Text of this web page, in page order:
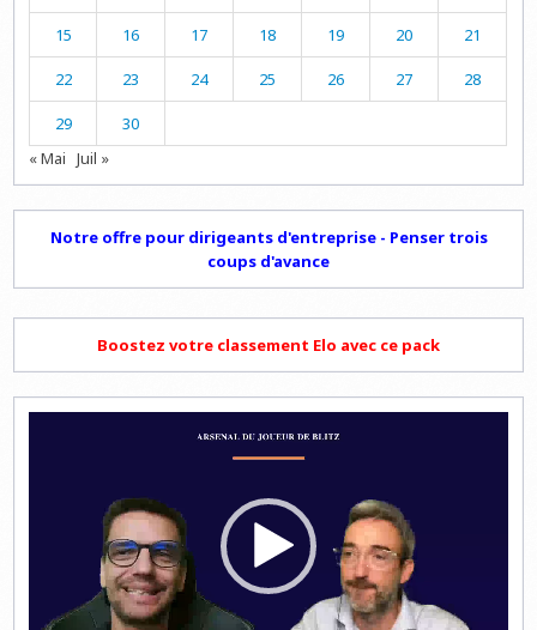
15 16 17 18 19 20 21
22 23 24 25 26 27 28
29
30
« Mai Juil »
Notre offre pour dirigeants d'entreprise - Penser trois
coups d'avance
Boostez votre classement Elo avec ce pack